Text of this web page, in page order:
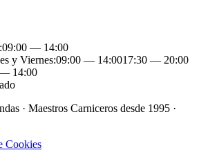
09:00 — 14:00
y Viernes:09:00 — 14:0017:30 — 20:00
14:00
· Maestros Carniceros desde 1995 ·
Cookies